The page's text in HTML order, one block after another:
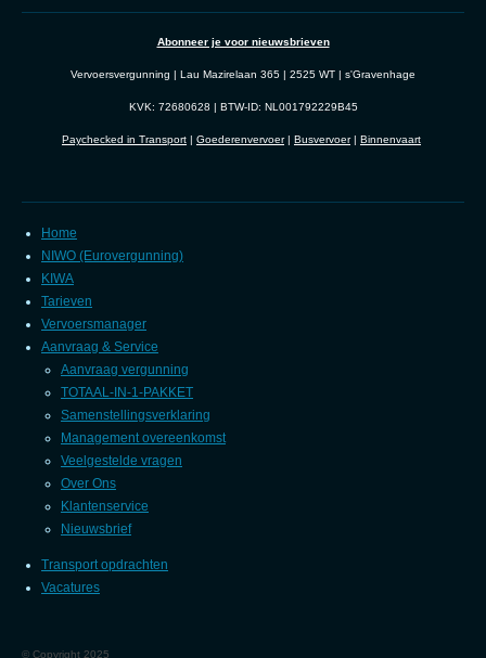
Abonneer je voor nieuwsbrieven
Vervoersvergunning | Lau Mazirelaan 365 | 2525 WT | s'Gravenhage
KVK: 72680628 | BTW-ID: NL001792229B45
Paychecked in Transport Goederenvervoer| Busvervoer| Binnenvaart
Home
NIWO (Eurovergunning)
KIWA
Tarieven
Vervoersmanager
Aanvraag & Service
Aanvraag vergunning
TOTAAL-IN-1-PAKKET
Samenstellingsverklaring
Management overeenkomst
Veelgestelde vragen
Over Ons
Klantenservice
Nieuwsbrief
Transport opdrachten
Vacatures
© Copyright 2025